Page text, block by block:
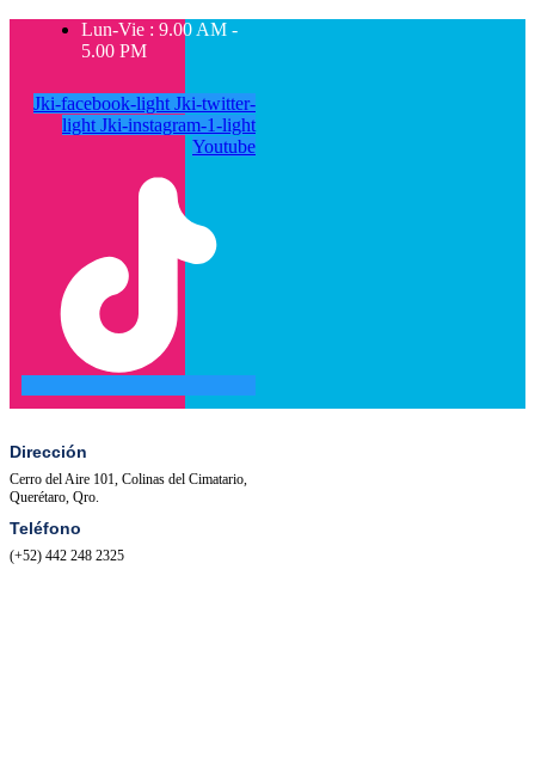
Lun-Vie : 9.00 AM -
5.00 PM
Jki-facebook-light Jki-twitter-
light Jki-instagram-1-light
Youtube
Dirección
Cerro del Aire 101, Colinas del Cimatario,
Querétaro, Qro.
Teléfono
(+52) 442 248 2325